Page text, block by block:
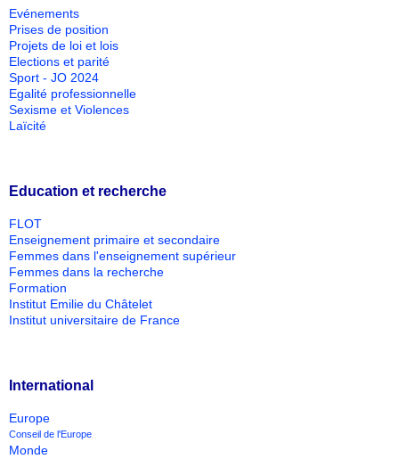
Evénements
Prises de position
Projets de loi et lois
Elections et parité
Sport - JO 2024
Egalité professionnelle
Sexisme et Violences
Laïcité
Education et recherche
FLOT
Enseignement primaire et secondaire
Femmes dans l'enseignement supérieur
Femmes dans la recherche
Formation
Institut Emilie du Châtelet
Institut universitaire de France
International
Europe
Conseil de l'Europe
Monde